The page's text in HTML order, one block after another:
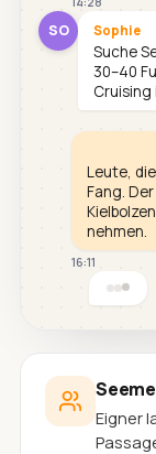
SO Sophie
Suche
30–40
Cruising
Leute,
Fang.
nehmen.
16:11
Eigner